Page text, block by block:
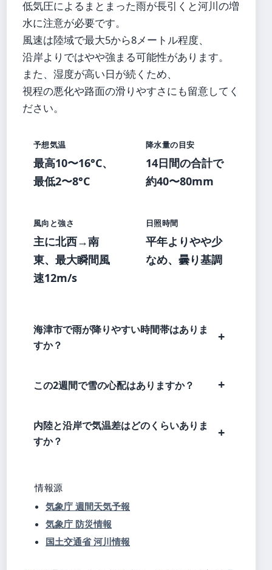
低気圧によるまとまった雨が長引くと河川の増
水に注意が必要です。
風速は陸域で最大5から8メートル程度、
沿岸よりではやや強まる可能性があります。
また、湿度が高い日が続くため、
視程の悪化や路面の滑りやすさにも留意してく
ださい。
予想気温
最高10〜16°C、
最低2〜8°C
降水量の目安
14日間の合計で
約40〜80mm
風向と強さ
主に北西→南
東、最大瞬間風
速12m/s
日照時間
平年よりやや少
なめ、曇り基調
海津市で雨が降りやすい時間帯はありま
すか？
この2週間で雪の心配はありますか？
内陸と沿岸で気温差はどのくらいありま
すか？
情報源
気象庁 週間天気予報
気象庁 防災情報
国土交通省 河川情報